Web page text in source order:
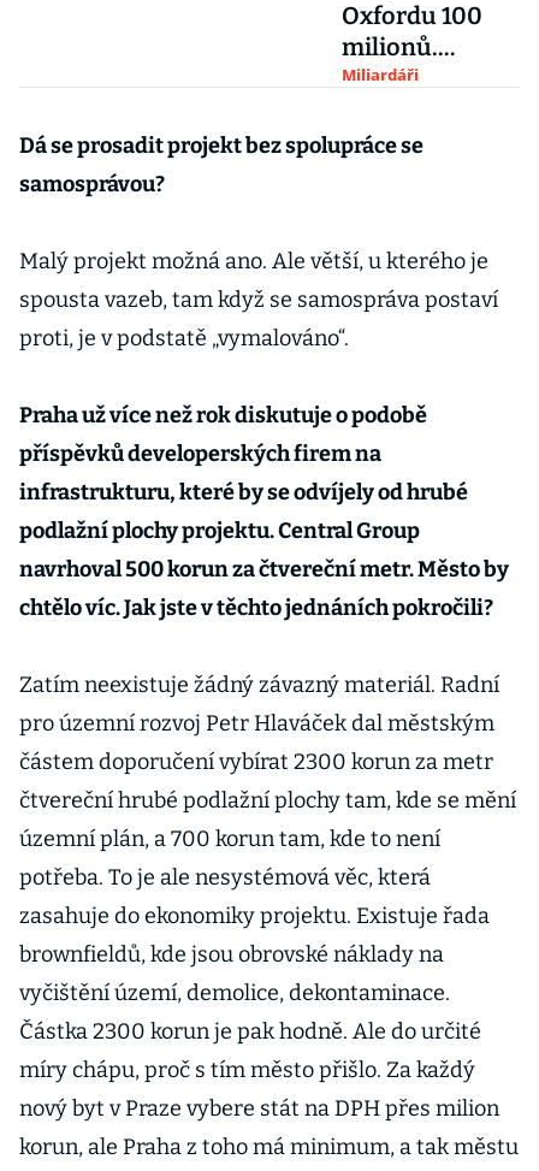
Oxfordu 100
milionů.
Univerzita po
pojmenovala
Miliardáři
Dá se prosadit projekt bez spolupráce se
samosprávou?
Malý projekt možná ano. Ale větší, u kterého je
spousta vazeb, tam když se samospráva postaví
proti, je v podstatě „vymalováno“.
Praha už více než rok diskutuje o podobě
příspěvků developerských firem na
infrastrukturu, které by se odvíjely od hrubé
podlažní plochy projektu. Central Group
navrhoval 500 korun za čtvereční metr. Město by
chtělo víc. Jak jste v těchto jednáních pokročili?
Zatím neexistuje žádný závazný materiál. Radní
pro územní rozvoj Petr Hlaváček dal městským
částem doporučení vybírat 2300 korun za metr
čtvereční hrubé podlažní plochy tam, kde se mění
územní plán, a 700 korun tam, kde to není
potřeba. To je ale nesystémová věc, která
zasahuje do ekonomiky projektu. Existuje řada
brownfieldů, kde jsou obrovské náklady na
vyčištění území, demolice, dekontaminace.
Částka 2300 korun je pak hodně. Ale do určité
míry chápu, proč s tím město přišlo. Za každý
nový byt v Praze vybere stát na DPH přes milion
korun, ale Praha z toho má minimum, a tak městu